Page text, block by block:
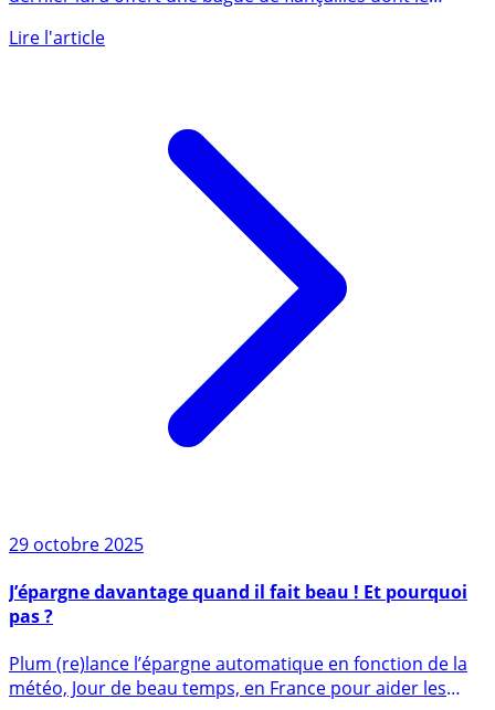
dernier lui a offert une bague de fiançailles dont le
prix (...)
J’épargne davantage quand il fait beau ! Et pourquoi
Plum (re)lance l’épargne automatique en fonction de la